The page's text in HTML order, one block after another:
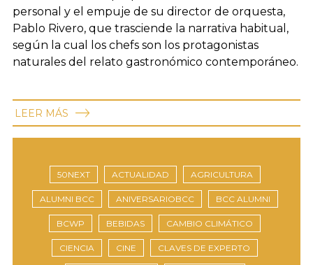
personal y el empuje de su director de orquesta,
Pablo Rivero, que trasciende la narrativa habitual,
según la cual los chefs son los protagonistas
naturales del relato gastronómico contemporáneo.
LEER MÁS
50NEXT ACTUALIDAD AGRICULTURA
ALUMNI BCC ANIVERSARIOBCC BCC ALUMNI
BCWP BEBIDAS CAMBIO CLIMÁTICO
CIENCIA CINE CLAVES DE EXPERTO